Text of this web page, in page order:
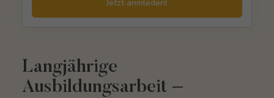
Langjährige
Ausbildungsarbeit –
Jetzt anmleden!